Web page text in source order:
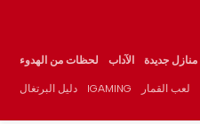
منازل جديدة الآداب لحظات من الهدوء
لعب القمار IGAMING دليل البرتغال